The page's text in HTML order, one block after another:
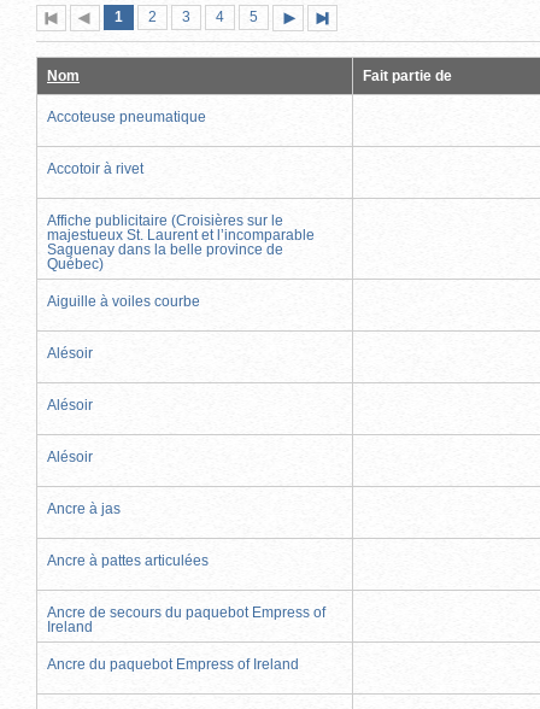
Première
page
Page
précédente
Page
1 (page
actuelle)
Page
2 Page
3 Page
4 Page
5
suivante
page
Nom Fait partie de
Accoteuse pneumatique
Accotoir à rivet
Affiche publicitaire (Croisières sur le
majestueux St. Laurent et l’incomparable
Saguenay dans la belle province de
Québec)
Aiguille à voiles courbe
Alésoir
Alésoir
Alésoir
Ancre à jas
Ancre à pattes articulées
Ancre de secours du paquebot Empress of
Ireland
Ancre du paquebot Empress of Ireland